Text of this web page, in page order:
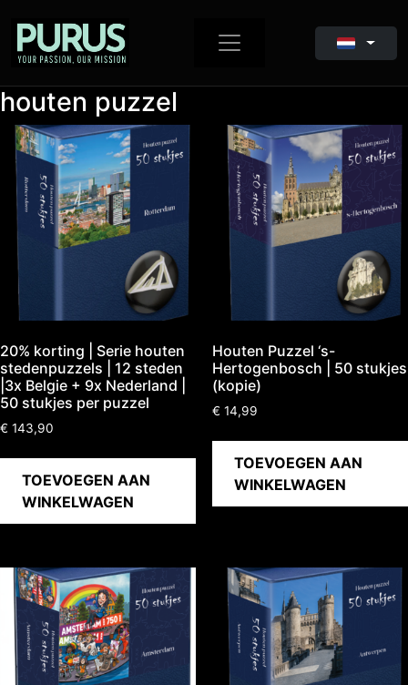
houten puzzel
20% korting | Serie houten
stedenpuzzels | 12 steden
|3x Belgie + 9x Nederland |
50 stukjes per puzzel
€ 143,90
TOEVOEGEN AAN
WINKELWAGEN
Houten Puzzel ‘s-
Hertogenbosch | 50 stukjes
(kopie)
€ 14,99
TOEVOEGEN AAN
WINKELWAGEN